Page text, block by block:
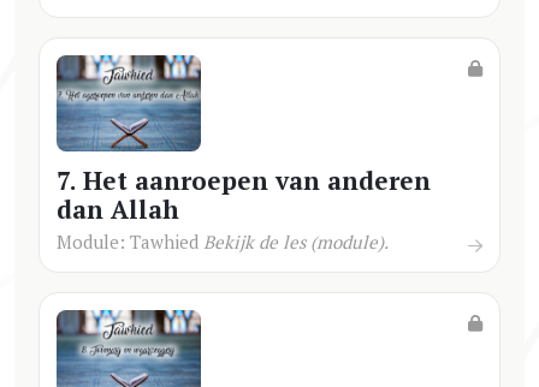
7. Het aanroepen van anderen
dan Allah
Module: Tawhied Bekijk de les (module).